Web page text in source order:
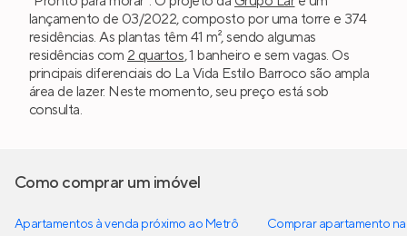
lançamento de 03/2022, composto por uma torre e 374
residências. As plantas têm 41 m², sendo algumas
residências com 2 quartos, 1 banheiro e sem vagas. Os
principais diferenciais do La Vida Estilo Barroco são ampla
área de lazer. Neste momento, seu preço está sob
consulta.
Como comprar um imóvel
Apartamentos à venda próximo ao Metrô
Comprar apartamento